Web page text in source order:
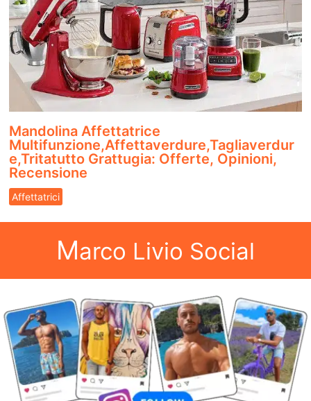
Mandolina Affettatrice
Multifunzione,Affettaverdure,Tagliaverdur
e,Tritatutto Grattugia: Offerte, Opinioni,
Recensione
Affettatrici
Marco Livio Social